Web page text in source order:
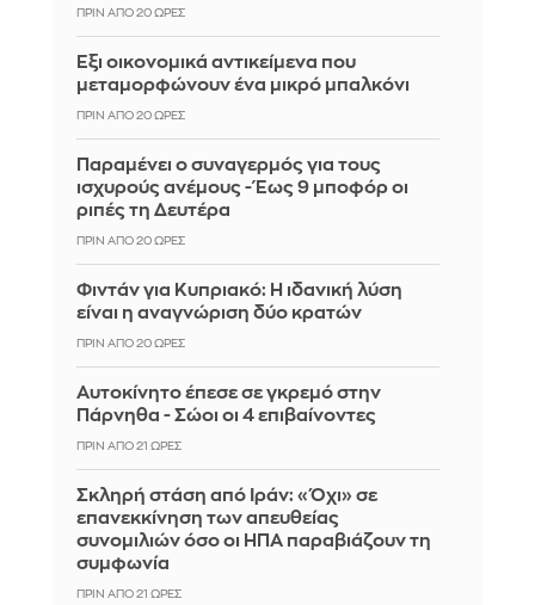
ΠΡΙΝ ΑΠΌ 20 ΏΡΕΣ
Έξι οικονομικά αντικείμενα που
μεταμορφώνουν ένα μικρό μπαλκόνι
ΠΡΙΝ ΑΠΌ 20 ΏΡΕΣ
Παραμένει ο συναγερμός για τους
ισχυρούς ανέμους - Έως 9 μποφόρ οι
ριπές τη Δευτέρα
ΠΡΙΝ ΑΠΌ 20 ΏΡΕΣ
Φιντάν για Κυπριακό: Η ιδανική λύση
είναι η αναγνώριση δύο κρατών
ΠΡΙΝ ΑΠΌ 20 ΏΡΕΣ
Αυτοκίνητο έπεσε σε γκρεμό στην
Πάρνηθα - Σώοι οι 4 επιβαίνοντες
ΠΡΙΝ ΑΠΌ 21 ΏΡΕΣ
Σκληρή στάση από Ιράν: «Όχι» σε
επανεκκίνηση των απευθείας
συνομιλιών όσο οι ΗΠΑ παραβιάζουν τη
συμφωνία
ΠΡΙΝ ΑΠΌ 21 ΏΡΕΣ